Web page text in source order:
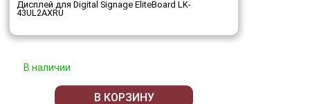
Дисплей для Digital Signage EliteBoard LK-
43UL2AXRU
В наличии
В КОРЗИНУ